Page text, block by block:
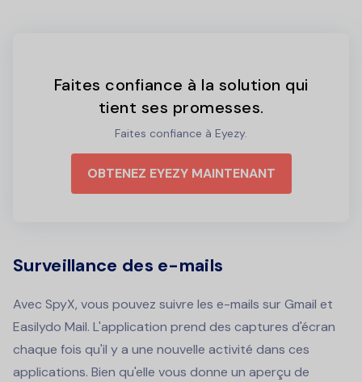
Faites confiance à la solution qui
tient ses promesses.
Faites confiance à Eyezy.
OBTENEZ EYEZY MAINTENANT
Surveillance des e-mails
Avec SpyX, vous pouvez suivre les e-mails sur Gmail et
Easilydo Mail. L'application prend des captures d'écran
chaque fois qu'il y a une nouvelle activité dans ces
applications. Bien qu'elle vous donne un aperçu de